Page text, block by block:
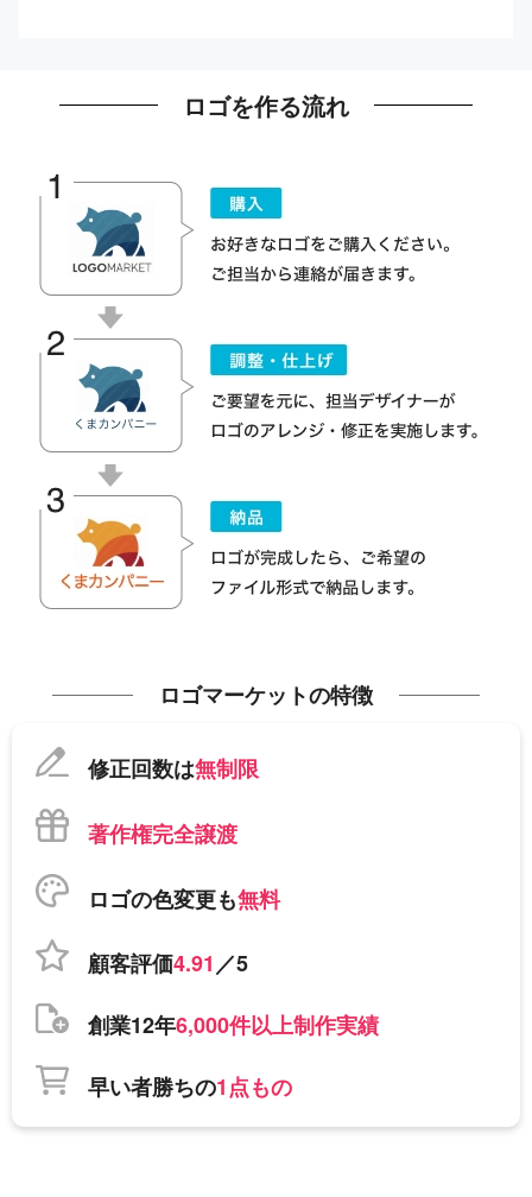
ロゴを作る流れ
ロゴマーケットの特徴
修正回数は無制限
著作権完全譲渡
ロゴの色変更も無料
顧客評価4.91／5
創業12年6,000件以上制作実績
早い者勝ちの1点もの